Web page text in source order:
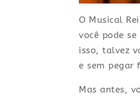
O Musical
você pode
isso, talvez
e sem pegar
Mas antes,